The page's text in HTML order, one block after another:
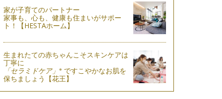
家が子育てのパートナー
家事も、心も、健康も住まいがサポー
ト！【HESTAホーム】
生まれたての赤ちゃんこそスキンケアは
丁寧に
「セラミドケア」 ※ですこやかなお肌を
保ちましょう【花王】